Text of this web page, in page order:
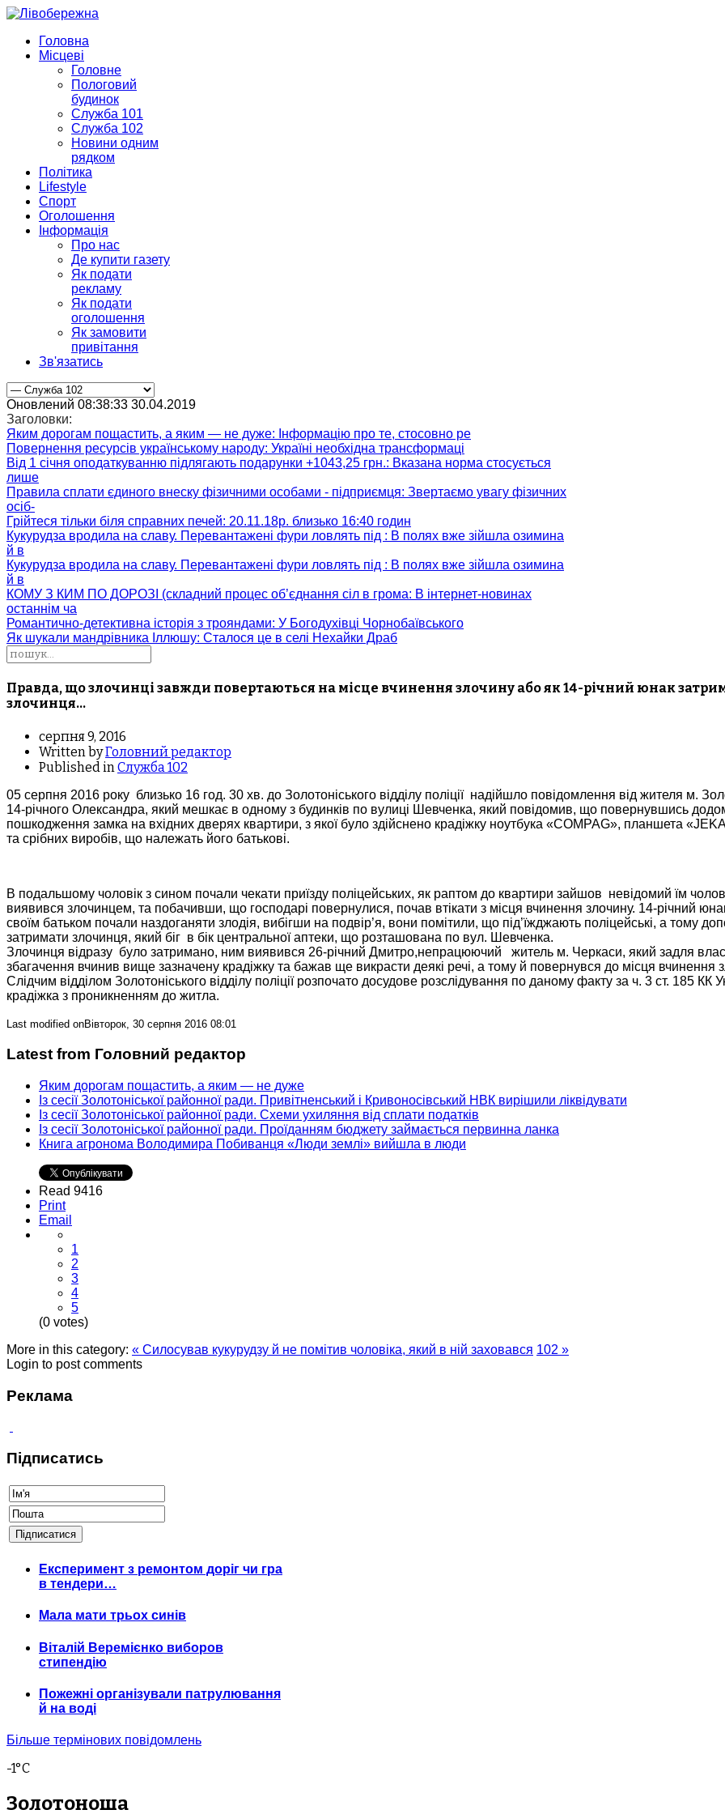
Головна
Місцеві
Головне
Пологовий
будинок
Служба 101
Служба 102
Новини одним
рядком
Політика
Lifestyle
Спорт
Оголошення
Інформація
Про нас
Де купити газету
Як подати
рекламу
Як подати
оголошення
Як замовити
привітання
Зв'язатись
Оновлений 08:38:33 30.04.2019
Заголовки:
Яким дорогам пощастить, а яким — не дуже: Інформацію про те, стосовно ре
Повернення ресурсів українському народу: Україні необхідна трансформаці
Від 1 січня оподаткуванню підлягають подарунки +1043,25 грн.: Вказана норма стосується
лише
Правила сплати єдиного внеску фізичними особами - підприємця: Звертаємо увагу фізичних
осіб-
Грійтеся тільки біля справних печей: 20.11.18р. близько 16:40 годин
Кукурудза вродила на славу. Перевантажені фури ловлять під : В полях вже зійшла озимина
й в
Кукурудза вродила на славу. Перевантажені фури ловлять під : В полях вже зійшла озимина
й в
КОМУ З КИМ ПО ДОРОЗІ (складний процес об’єднання сіл в грома: В інтернет-новинах
останнім ча
Романтично-детективна історія з трояндами: У Богодухівці Чорнобаївського
Як шукали мандрівника Іллюшу: Сталося це в селі Нехайки Драб
Правда, що злочинці завжди повертаються на місце вчинення злочину або як 14-річний юнак
злочинця…
серпня 9, 2016
Written byГоловний редактор
Published in Служба 102
05 серпня 2016 року близько 16 год. 30 хв. до Золотоніського відділу поліції надійшло повідомлення від жителя м.
14-річного Олександра, який мешкає в одному з будинків по вулиці Шевченка, який повідомив, що повернувшись
пошкодження замка на вхідних дверях квартири, з якої було здійснено крадіжку ноутбука «СOMPAG», планшета
та срібних виробів, що належать його батькові.
В подальшому чоловік з сином почали чекати приїзду поліцейських, як раптом до квартири зайшов невідомий їм
виявився злочинцем, та побачивши, що господарі повернулися, почав втікати з місця вчинення злочину. 14-річний
своїм батьком почали наздоганяти злодія, вибігши на подвір’я, вони помітили, що під’їжджають поліцейські, а тому
затримати злочинця, який біг в бік центральної аптеки, що розташована по вул. Шевченка.
Злочинця відразу було затримано, ним виявився 26-річний Дмитро,непрацюючий житель м. Черкаси, який задля
збагачення вчинив вище зазначену крадіжку та бажав ще викрасти деякі речі, а тому й повернувся до місця вчинення
Слідчим відділом Золотоніського відділу поліції розпочато досудове розслідування по даному факту за ч. 3 ст. 185 КК
крадіжка з проникненням до житла.
Last modified onВівторок, 30 серпня 2016 08:01
Latest from Головний редактор
Яким дорогам пощастить, а яким — не дуже
Із сесії Золотоніської районної ради. Привітненський і Кривоносівський НВК вирішили ліквідувати
Із сесії Золотоніської районної ради. Схеми ухиляння від сплати податків
Із сесії Золотоніської районної ради. Проїданням бюджету займається первинна ланка
Книга агронома Володимира Побиванця «Люди землі» вийшла в люди
Read 9416
Print
Email
1
2
3
4
5
(0 votes)
More in this category: « Силосував кукурудзу й не помітив чоловіка, який в ній заховався 102 »
Login to post comments
Реклама
Підписатись
Експеримент з ремонтом доріг чи гра
в тендери…
Мала мати трьох синів
Віталій Веремієнко виборов
стипендію
Пожежні організували патрулювання
й на воді
Більше термінових повідомлень
-1°C
Золотоноша